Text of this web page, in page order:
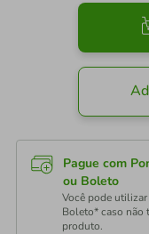
Pague com
ou Boleto
Você pode
Boleto* caso não
produto.